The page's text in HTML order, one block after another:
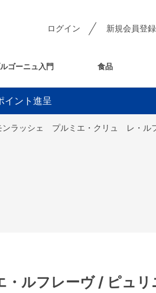
ログイン 新規会員登録
ゴーニュ入門 食品
イント進呈
ンラッシェ プルミエ・クリュ レ・ル
・ルフレーヴ / ピュリ